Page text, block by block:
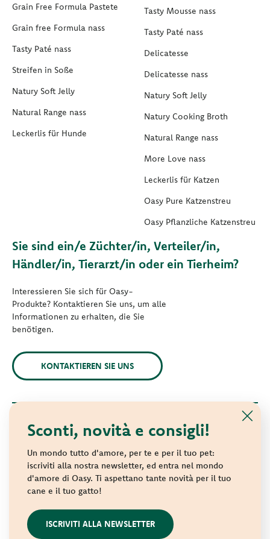
Sconti, novità e consigli!
Un mondo tutto d'amore, per te e per il tuo pet:
iscriviti alla nostra newsletter, ed entra nel mondo
d'amore di Oasy. Ti aspettano tante novità per il tuo
cane e il tuo gatto!
ISCRIVITI ALLA NEWSLETTER
Grain Free Formula Pastete
Grain free Formula nass
Tasty Paté nass
Streifen in Soße
Natury Soft Jelly
Natural Range nass
Leckerlis für Hunde
Tasty Mousse nass
Tasty Paté nass
Delicatesse
Delicatesse nass
Natury Soft Jelly
Natury Cooking Broth
Natural Range nass
More Love nass
Leckerlis für Katzen
Oasy Pure Katzenstreu
Oasy Pflanzliche Katzenstreu
Sie sind ein/e Züchter/in, Verteiler/in,
Händler/in, Tierarzt/in oder ein Tierheim?
Interessieren Sie sich für Oasy-
Produkte? Kontaktieren Sie uns, um alle
Informationen zu erhalten, die Sie
benötigen.
KONTAKTIEREN SIE UNS
© 2021 Oasy. Alle Rechte vorbehalten.
Wonderfood S.p.A. Strada dei Censiti, 2 - 47891 Repubblica di
San Marino - C.o.E. SM 04018
Privacy policy-Cookie policy-Sitemap
websolute